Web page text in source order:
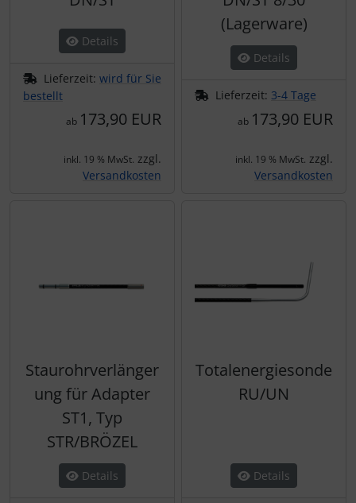
Details
Lieferzeit: wird für Sie
bestellt
ab 173,90 EUR
inkl. 19 % MwSt. zzgl.
Versandkosten
(Lagerware)
Details
Lieferzeit: 3-4 Tage
ab 173,90 EUR
inkl. 19 % MwSt. zzgl.
Versandkosten
Staurohrverlänger
ung für Adapter
ST1, Typ
STR/BRÖZEL
Details
Totalenergiesonde
RU/UN
Details
Schlüsselanhänger
Schmuck
Thermikhüte